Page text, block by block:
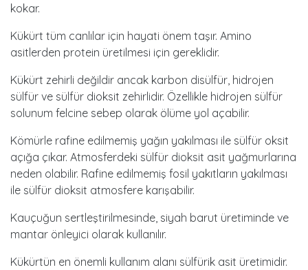
kokar.
Kükürt tüm canlılar için hayati önem taşır. Amino
asitlerden protein üretilmesi için gereklidir.
Kükürt zehirli değildir ancak karbon disülfür, hidrojen
sülfür ve sülfür dioksit zehirlidir. Özellikle hidrojen sülfür
solunum felcine sebep olarak ölüme yol açabilir.
Kömürle rafine edilmemiş yağın yakılması ile sülfür oksit
açığa çıkar. Atmosferdeki sülfür dioksit asit yağmurlarına
neden olabilir. Rafine edilmemiş fosil yakıtların yakılması
ile sülfür dioksit atmosfere karışabilir.
Kauçuğun sertleştirilmesinde, siyah barut üretiminde ve
mantar önleyici olarak kullanılır.
Kükürtün en önemli kullanım alanı sülfürik asit üretimidir.